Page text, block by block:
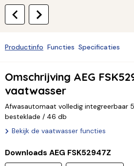
Productinfo Functies Specificaties
Omschrijving AEG
vaatwasser
Afwasautomaat volledig
besteklade / 46 db
Bekijk de vaatwasser functies
Downloads AEG FSK52947Z